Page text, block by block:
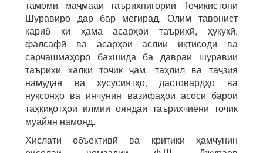
тамоми маҷмааи таърихнигории Тоҷикистони
Шуравиро дар бар мегирад. Олим тавонист
кариб ки ҳама асарҳои таърихӣ, ҳуқуқӣ,
фалсафӣ ва асарҳои аслии иқтисоди ва
сарчашмаҳоро бахшида ба давраи шуравии
таърихи халқи тоҷик ҷам, таҳлил ва таҷзия
намудан ва хусусиятҳо, дастовардҳо ва
нуқсонҳо ва инчунин вазифаҳои асосӣ барои
таҳқиқотҳои илмии ояндаи таърихчиёни тоҷик
муайян намояд.
Хислати объективӣ ва критики ҳамчунин